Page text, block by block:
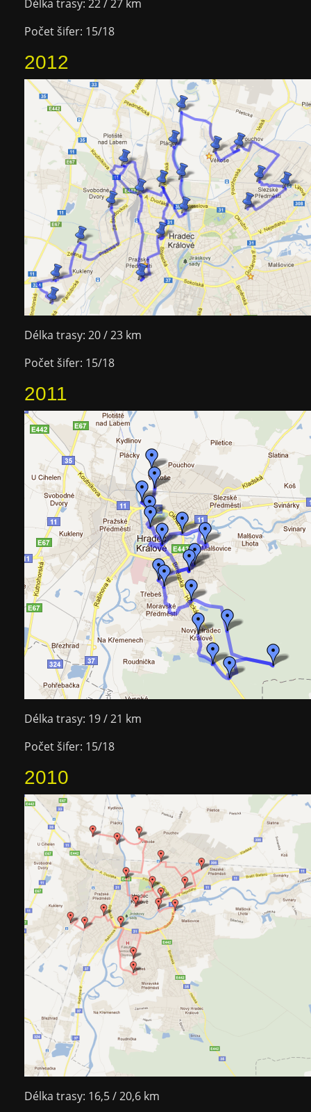
Délka trasy: 22 / 27 km
Počet šifer: 15/18
2012
Délka trasy: 20 / 23 km
Počet šifer: 15/18
2011
Délka trasy: 19 / 21 km
Počet šifer: 15/18
2010
Délka trasy: 16,5 / 20,6 km